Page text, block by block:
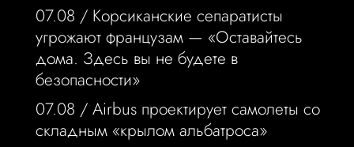
07.08 / Корсиканские сепаратисты
угрожают французам — «Оставайтесь
дома. Здесь вы не будете в
безопасности»
07.08 / Airbus проектирует самолеты со
складным «крылом альбатроса»